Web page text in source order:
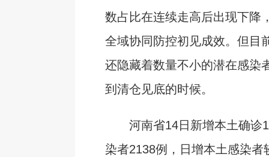
数占比在连续走高后出现下降
全域协同防控初见成效。但目
还隐藏着数量不小的潜在感染
到清仓见底的时候。
河南省14日新增本土确诊
染者2138例，日增本土感染者